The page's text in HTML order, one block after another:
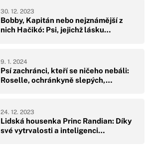
Bobby, Kapitán nebo nejznámější z
nich Hačikó: Psi, jejichž lásku…
30. 12. 2023
Psí zachránci, kteří se ničeho nebáli:
Roselle, ochránkyně slepých,…
9. 1. 2024
Lidská housenka Princ Randian: Díky
své vytrvalosti a inteligenci…
24. 12. 2023